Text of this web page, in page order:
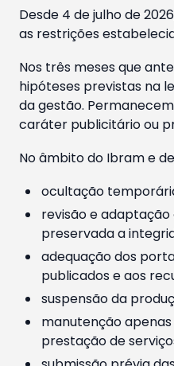
Desde 4 de julho de
as restrições
Nos três meses que
hipóteses previstas na
da gestão.
caráter publicitário ou
No âmbito do Ibram e
ocultação
revisão e
preservada a
adequação dos
publicados e aos
suspensão da
manutenção
prestação de